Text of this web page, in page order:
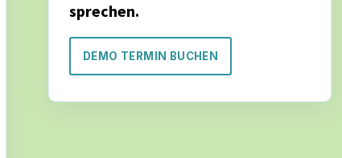
sprechen.
DEMO TERMIN BUCHEN